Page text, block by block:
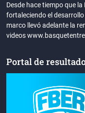
Desde hace tiempo que
fortaleciendo el
marco llevó adelante la
videos
Portal de